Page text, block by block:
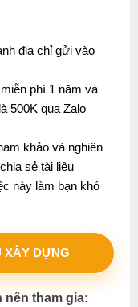
địa chỉ gửi vào
phí 1 năm và
500K qua Zalo
khảo và nghiên
sẻ tài liệu
này làm bạn khó
XÂY DỰNG
nên tham gia: